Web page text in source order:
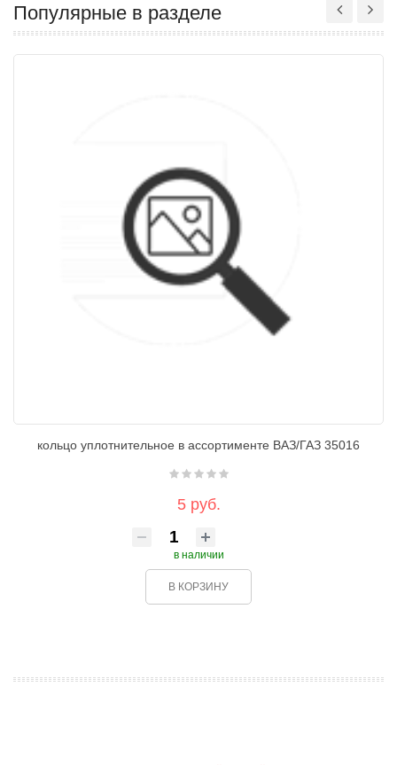
Популярные в разделе
кольцо уплотнительное в ассортименте ВАЗ/ГАЗ 35016
5 руб.
в наличии
В КОРЗИНУ